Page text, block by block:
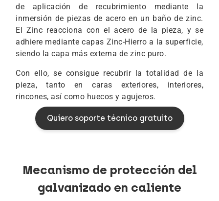
de aplicación de recubrimiento mediante la
inmersión de piezas de acero en un baño de zinc.
El Zinc reacciona con el acero de la pieza, y se
adhiere mediante capas Zinc-Hierro a la superficie,
siendo la capa más externa de zinc puro.
Con ello, se consigue recubrir la totalidad de la
pieza, tanto en caras exteriores, interiores,
rincones, así como huecos y agujeros.
Quiero soporte técnico gratuito
Mecanismo de protección del
galvanizado en caliente